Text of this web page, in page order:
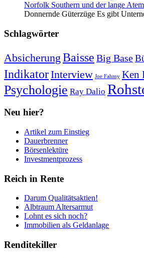
Norfolk Southern und der lange
Donnernde Güterzüge Es gibt
Schlagwörter
Absicherung Baisse Big Base
IndikatorInterview Joe Fahmy Ken
Psychologie Ray Dalio
Neu hier?
Artikel zum Einstieg
Dauerbrenner
Börsenlektüre
Investmentprozess
Reich in Rente
Darum Qualitätsaktien!
Albtraum Altersarmut
Lohnt es sich noch?
Immobilien als Geldanlage
Renditekiller